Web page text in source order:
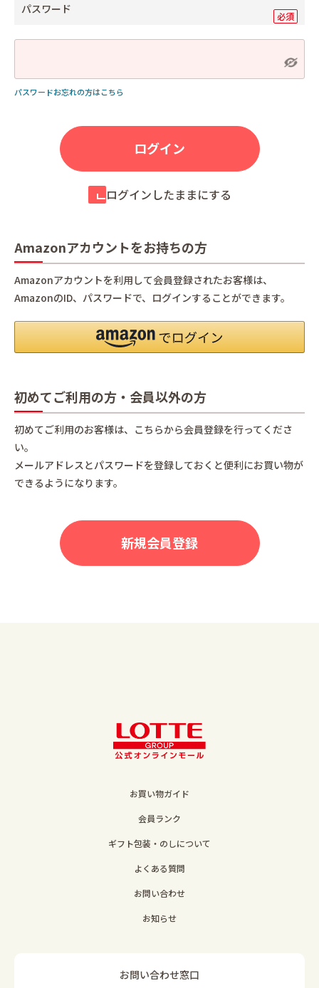
パスワード
パスワードお忘れの方はこちら
ログインしたままにする
Amazonアカウントをお持ちの方
Amazonアカウントを利用して会員登録されたお客様は、
AmazonのID、パスワードで、ログインすることができます。
初めてご利用の方・会員以外の方
初めてご利用のお客様は、こちらから会員登録を行ってくださ
い。
メールアドレスとパスワードを登録しておくと便利にお買い物が
できるようになります。
お買い物ガイド
会員ランク
ギフト包装・のしについて
よくある質問
お問い合わせ
お知らせ
お問い合わせ窓口